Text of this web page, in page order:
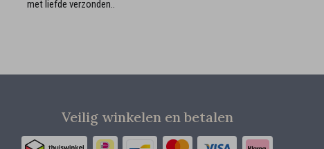
met liefde verzonden..
Veilig winkelen en betalen